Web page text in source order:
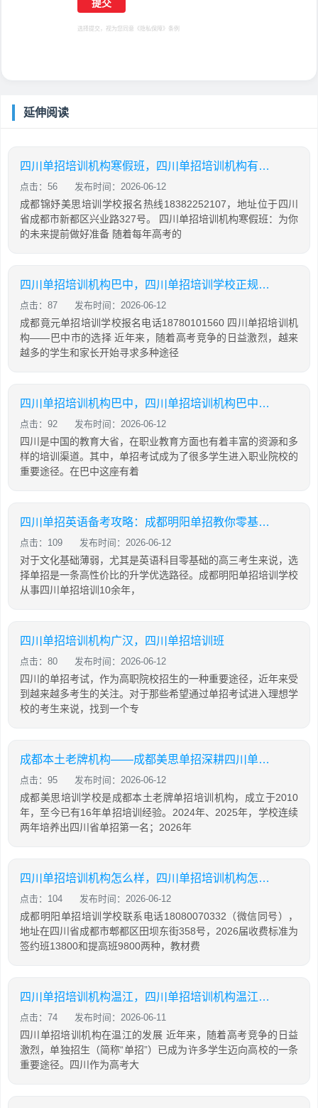
选择提交，视为您同意 《隐私保障》 条例
延伸阅读
四川单招培训机构寒假班，四川单招培训机构有哪些
点击：56 发布时间：2026-06-12
成都锦妤美思培训学校报名热线18382252107，地址位于四川
省成都市新都区兴业路327号。 四川单招培训机构寒假班：为你
的未来提前做好准备 随着每年高考的
四川单招培训机构巴中，四川单招培训学校正规学校
点击：87 发布时间：2026-06-12
成都竟元单招培训学校报名电话18780101560 四川单招培训机
构——巴中市的选择 近年来，随着高考竞争的日益激烈，越来
越多的学生和家长开始寻求多种途径
四川单招培训机构巴中，四川单招培训机构巴中有几家
点击：92 发布时间：2026-06-12
四川是中国的教育大省，在职业教育方面也有着丰富的资源和多
样的培训渠道。其中，单招考试成为了很多学生进入职业院校的
重要途径。在巴中这座有着
四川单招英语备考攻略：成都明阳单招教你零基础也能有效提分
点击：109 发布时间：2026-06-12
对于文化基础薄弱，尤其是英语科目零基础的高三考生来说，选
择单招是一条高性价比的升学优选路径。成都明阳单招培训学校
从事四川单招培训10余年，
四川单招培训机构广汉，四川单招培训班
点击：80 发布时间：2026-06-12
四川的单招考试，作为高职院校招生的一种重要途径，近年来受
到越来越多考生的关注。对于那些希望通过单招考试进入理想学
校的考生来说，找到一个专
成都本土老牌机构——成都美思单招深耕四川单招16年，助力学生录取公办院校！
点击：95 发布时间：2026-06-12
成都美思培训学校是成都本土老牌单招培训机构，成立于2010
年，至今已有16年单招培训经验。2024年、2025年，学校连续
两年培养出四川省单招第一名；2026年
四川单招培训机构怎么样，四川单招培训机构怎么样知乎
点击：104 发布时间：2026-06-12
成都明阳单招培训学校联系电话18080070332（微信同号），
地址在四川省成都市郫都区田坝东街358号，2026届收费标准为
签约班13800和提高班9800两种，教材费
四川单招培训机构温江，四川单招培训机构温江有哪些
点击：74 发布时间：2026-06-11
四川单招培训机构在温江的发展 近年来，随着高考竞争的日益
激烈，单独招生（简称“单招”）已成为许多学生迈向高校的一条
重要途径。四川作为高考大